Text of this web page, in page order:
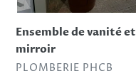
Ensemble de vanité et
mirroir
DISTRIBUTEUR
PLOMBERIE PHCB